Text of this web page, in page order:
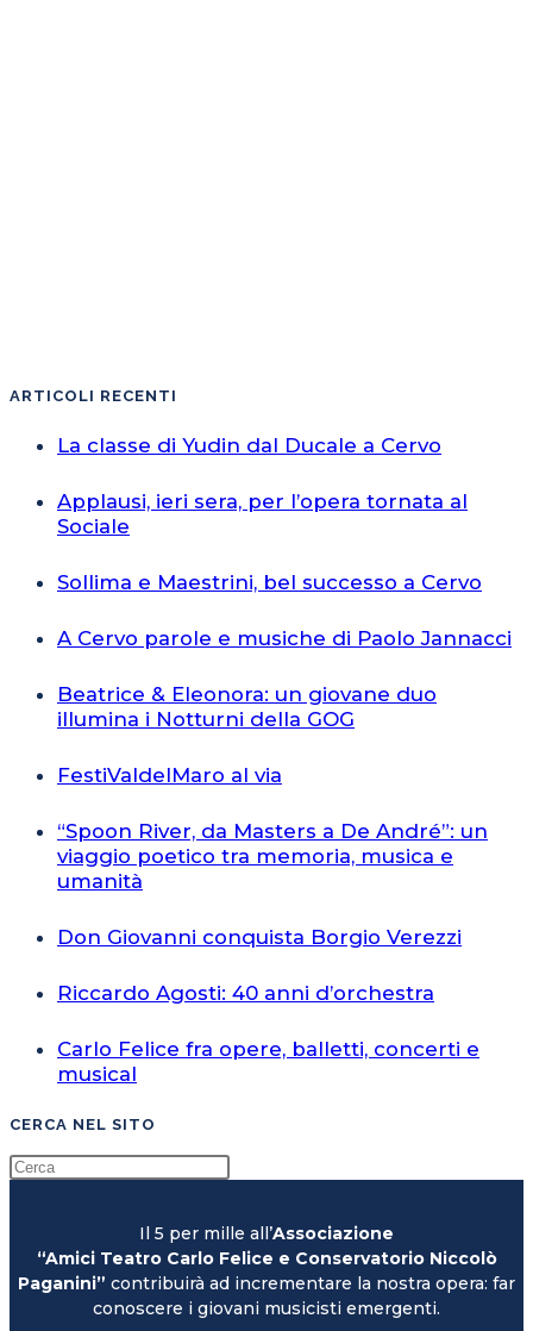
ARTICOLI RECENTI
La classe di Yudin dal Ducale a Cervo
Applausi, ieri sera, per l’opera tornata al
Sociale
Sollima e Maestrini, bel successo a Cervo
A Cervo parole e musiche di Paolo Jannacci
Beatrice & Eleonora: un giovane duo
illumina i Notturni della GOG
FestiValdelMaro al via
“Spoon River, da Masters a De André”: un
viaggio poetico tra memoria, musica e
umanità
Don Giovanni conquista Borgio Verezzi
Riccardo Agosti: 40 anni d’orchestra
Carlo Felice fra opere, balletti, concerti e
musical
CERCA NEL SITO
Il 5 per mille all’Associazione
“Amici Teatro Carlo Felice e Conservatorio Niccolò
Paganini” contribuirà ad incrementare la nostra opera: far
conoscere i giovani musicisti emergenti.